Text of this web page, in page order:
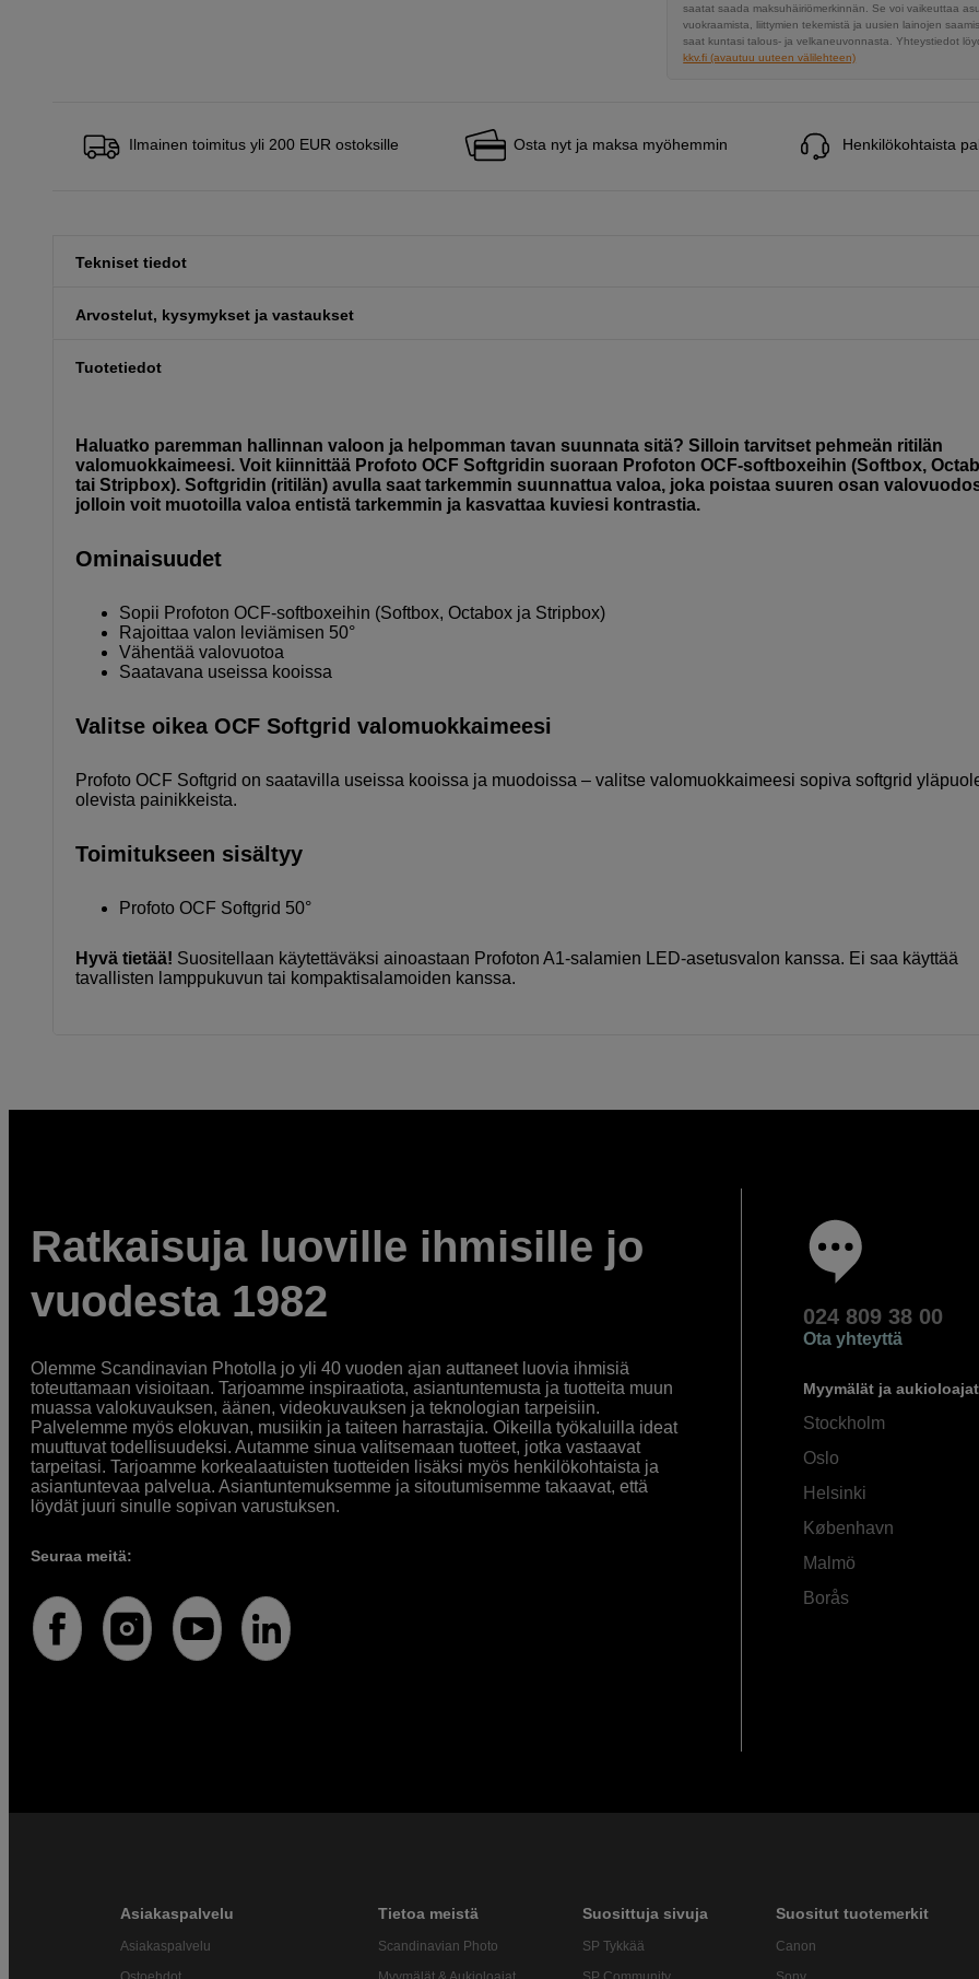
saatat saada maksuhäiriömerkinnän. Se voi vaikeuttaa
vuokraamista, liittymien tekemistä ja uusien lainojen
saat kuntasi talous- ja velkaneuvonnasta. Yhteystiedot
kkv.fi (avautuu uuteen välilehteen)
Ilmainen toimitus yli 200 EUR ostoksille Osta nyt ja maksa myöhemmin Henkilökohtaista
Tekniset tiedot
Arvostelut, kysymykset ja vastaukset
Tuotetiedot
Haluatko paremman hallinnan valoon ja helpomman tavan suunnata sitä? Silloin tarvitset pehmeän ritilän
valomuokkaimeesi. Voit kiinnittää Profoto OCF Softgridin suoraan Profoton OCF-softboxeihin (Softbox,
tai Stripbox). Softgridin (ritilän) avulla saat tarkemmin suunnattua valoa, joka poistaa suuren osan
jolloin voit muotoilla valoa entistä tarkemmin ja kasvattaa kuviesi kontrastia.
Ominaisuudet
Sopii Profoton OCF-softboxeihin (Softbox, Octabox ja Stripbox)
Rajoittaa valon leviämisen 50°
Vähentää valovuotoa
Saatavana useissa kooissa
Valitse oikea OCF Softgrid valomuokkaimeesi
Profoto OCF Softgrid on saatavilla useissa kooissa ja muodoissa – valitse valomuokkaimeesi sopiva softgrid
olevista painikkeista.
Toimitukseen sisältyy
Profoto OCF Softgrid 50°
Hyvä tietää! Suositellaan käytettäväksi ainoastaan Profoton A1-salamien LED-asetusvalon kanssa. Ei saa käyttää
tavallisten lamppukuvun tai kompaktisalamoiden kanssa.
Ratkaisuja luoville ihmisille jo
vuodesta 1982
Olemme Scandinavian Photolla jo yli 40 vuoden ajan auttaneet luovia ihmisiä
toteuttamaan visioitaan. Tarjoamme inspiraatiota, asiantuntemusta ja tuotteita muun
muassa valokuvauksen, äänen, videokuvauksen ja teknologian tarpeisiin.
Palvelemme myös elokuvan, musiikin ja taiteen harrastajia. Oikeilla työkaluilla ideat
muuttuvat todellisuudeksi. Autamme sinua valitsemaan tuotteet, jotka vastaavat
tarpeitasi. Tarjoamme korkealaatuisten tuotteiden lisäksi myös henkilökohtaista ja
asiantuntevaa palvelua. Asiantuntemuksemme ja sitoutumisemme takaavat, että
löydät juuri sinulle sopivan varustuksen.
Seuraa meitä:
024 809 38 00
Ota yhteyttä
Myymälät ja aukioloajat
Stockholm
Oslo
Helsinki
København
Malmö
Borås
Asiakaspalvelu
Asiakaspalvelu
Tietoa meistä
Scandinavian Photo
Suosittuja sivuja
SP Tykkää
Suositut tuotemerkit
Canon